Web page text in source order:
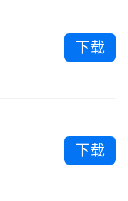
下载
下载